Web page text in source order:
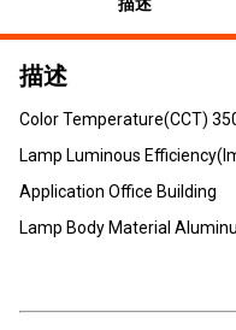
描述
Color Temperature(CCT)
Lamp Luminous
Application Office Building
Lamp Body Material